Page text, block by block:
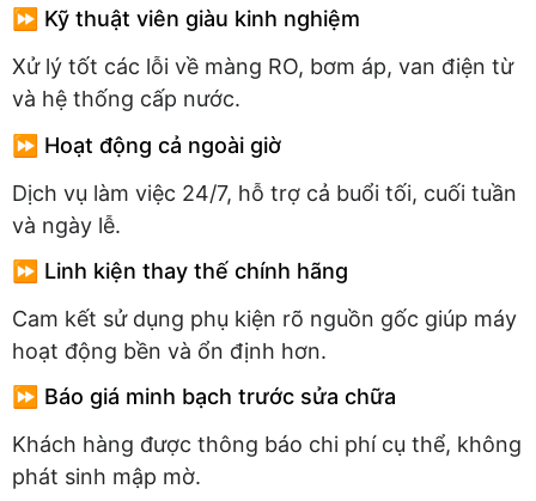
⏩ Kỹ thuật viên giàu kinh nghiệm
Xử lý tốt các lỗi về màng RO, bơm áp, van điện từ
và hệ thống cấp nước.
⏩ Hoạt động cả ngoài giờ
Dịch vụ làm việc 24/7, hỗ trợ cả buổi tối, cuối tuần
và ngày lễ.
⏩ Linh kiện thay thế chính hãng
Cam kết sử dụng phụ kiện rõ nguồn gốc giúp máy
hoạt động bền và ổn định hơn.
⏩ Báo giá minh bạch trước sửa chữa
Khách hàng được thông báo chi phí cụ thể, không
phát sinh mập mờ.